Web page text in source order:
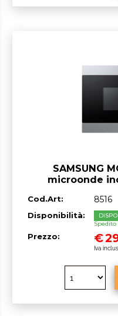
SAMSUNG
microonde
Cod.Art: 8516
Disponibilità:
Prezzo: €
Iva